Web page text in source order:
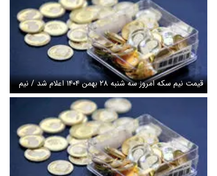
قیمت نیم سکه امروز سه شنبه ۲۸ بهمن ۱۴۰۴ اعلام شد / نیم
سکه نزولی شد